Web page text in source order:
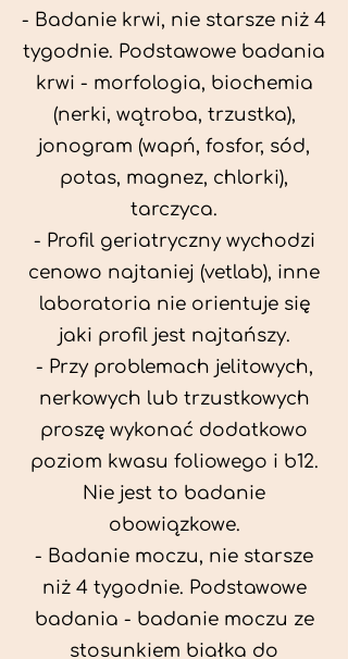
- Badanie krwi, nie starsze niż 4
tygodnie. Podstawowe badania
krwi - morfologia, biochemia
(nerki, wątroba, trzustka),
jonogram (wapń, fosfor, sód,
potas, magnez, chlorki),
tarczyca.
- Profil geriatryczny wychodzi
cenowo najtaniej (vetlab), inne
laboratoria nie orientuje się
jaki profil jest najtańszy.
- Przy problemach jelitowych,
nerkowych lub trzustkowych
proszę wykonać dodatkowo
poziom kwasu foliowego i b12.
Nie jest to badanie
obowiązkowe.
- Badanie moczu, nie starsze
niż 4 tygodnie. Podstawowe
badania - badanie moczu ze
stosunkiem białka do